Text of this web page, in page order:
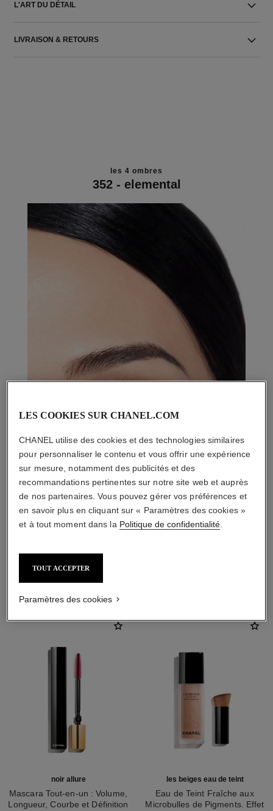
L'ART DU DÉTAIL
LIVRAISON & RETOURS
les 4 ombres
352 - elemental
L'ACCORD PARFAIT
noir allure
Mascara Tout-en-un : Volume,
Longueur, Courbe et Définition
les beiges eau de teint
Eau de Teint Fraîche aux
Microbulles de Pigments. Effet
LES COOKIES SUR CHANEL.COM
CHANEL utilise des cookies et des technologies similaires
pour personnaliser le contenu et vous offrir une expérience
sur mesure, notamment des publicités et des
recommandations pertinentes sur notre site web et auprès
de nos partenaires. Vous pouvez gérer vos préférences et
en savoir plus en cliquant sur « Paramètres des cookies »
et à tout moment dans la Politique de confidentialité.
TOUT ACCEPTER
Paramètres des cookies